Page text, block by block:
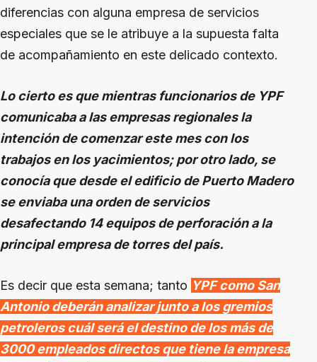
diferencias con alguna empresa de servicios
especiales que se le atribuye a la supuesta falta
de acompañamiento en este delicado contexto.
Lo cierto es que mientras funcionarios de YPF
comunicaba a las empresas regionales la
intención de comenzar este mes con los
trabajos en los yacimientos; por otro lado, se
conocía que desde el edificio de Puerto Madero
se enviaba una orden de servicios
desafectando 14 equipos de perforación a la
principal empresa de torres del país.
Es decir que esta semana; tanto YPF como San
Antonio deberán analizar junto a los gremios
petroleros cuál será el destino de los más de
3000 empleados directos que tiene la empresa